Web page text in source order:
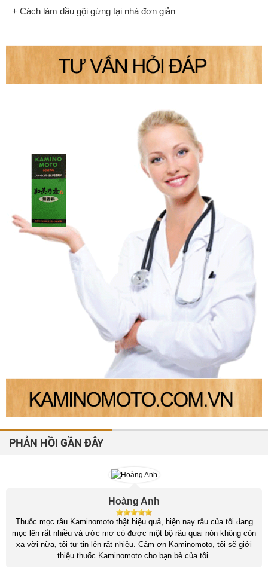
+ Cách làm dầu gội gừng tại nhà đơn giản
PHẢN HỒI GẦN ĐÂY
Công Minh
Tóc mình trước đây sợi mỏng rụng khá nhiều, da đầu nhờn rất khó
chịu, sau khi sử dụng bộ sản phẩm Kaminomoto General Hair Growth
tóc mình đã mọc nhiều và dày hơn. Nghe theo tư vấn của shop sau
khi tóc hồi phục mình đã cắt ngắn đi để tóc mới mọc đều và đẹp hơn.